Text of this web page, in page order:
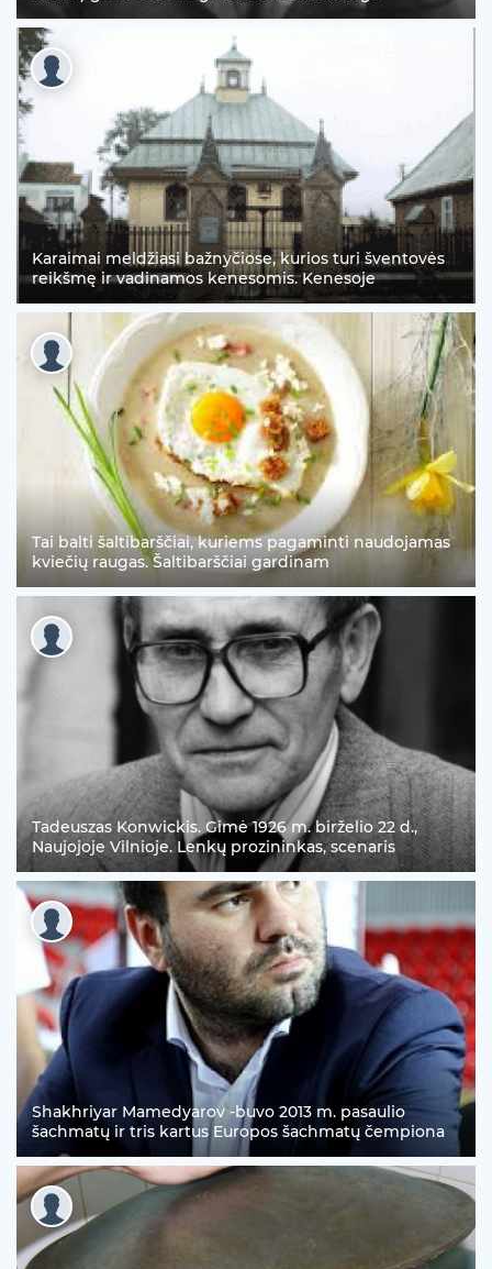
Karaimai meldžiasi bažnyčiose, kurios turi šventovės
reikšmę ir vadinamos kenesomis. Kenesoje
Tai balti šaltibarščiai, kuriems pagaminti naudojamas
kviečių raugas. Šaltibarščiai gardinam
Tadeuszas Konwickis. Gimė 1926 m. birželio 22 d.,
Naujojoje Vilnioje. Lenkų prozininkas, scenaris
Shakhriyar Mamedyarov -buvo 2013 m. pasaulio
šachmatų ir tris kartus Europos šachmatų čempiona